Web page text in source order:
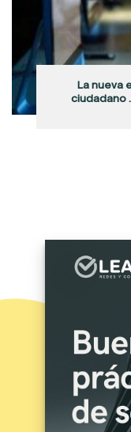
La nueva
ciudadano